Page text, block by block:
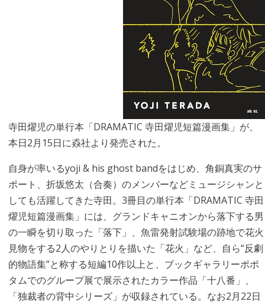
寺田燿児の単行本「DRAMATIC 寺田燿児短篇漫画集」が、
本日2月15日に猋社より発売された。
自身が率いるyoji & his ghost bandをはじめ、角銅真実のサ
ポート、折坂悠太（合奏）のメンバーなどミュージシャンと
しても活躍してきた寺田。3冊目の単行本「DRAMATIC 寺田
燿児短篇漫画集」には、グランドキャニオンから落下する男
の一瞬を切り取った「落下」、魚雷発射試験場の跡地で花火
見物をする2人のやりとりを描いた「花火」など、自ら“反劇
的物語集”と称する短編10作以上と、ブックギャラリーポポ
タムでのグループ展で展示されたカラー作品「十八番」、
「独裁者の背中シリーズ」が収録されている。なお2月22日